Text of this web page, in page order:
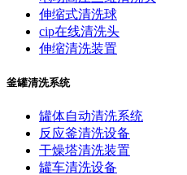
伸缩式清洗球
cip在线清洗头
伸缩清洗装置
釜罐清洗系统
罐体自动清洗系统
反应釜清洗设备
干燥塔清洗装置
罐车清洗设备